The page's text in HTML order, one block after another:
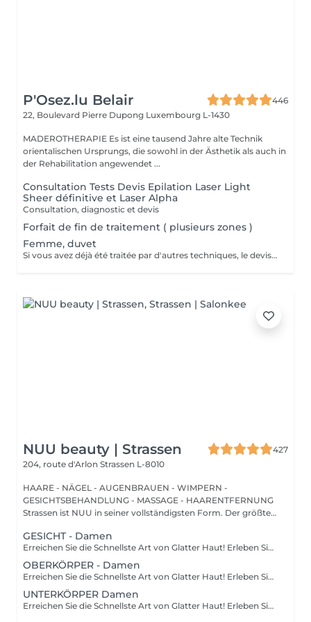
P'Osez.lu Belair
446
22, Boulevard Pierre Dupong Luxembourg L-1430
MADEROTHERAPIE Es ist eine tausend Jahre alte Technik
orientalischen Ursprungs, die sowohl in der Ästhetik als auch in
der Rehabilitation angewendet ...
Consultation Tests Devis Epilation Laser Light
Sheer définitive et Laser Alpha
Consultation, diagnostic et devis
Forfait de fin de traitement ( plusieurs zones )
Femme, duvet
Si vous avez déjà été traitée par d'autres techniques, le devis devra être adapté à votre situation. (75 par quart d'heure)
NUU beauty | Strassen
427
204, route d'Arlon Strassen L-8010
HAARE - NÄGEL - AUGENBRAUEN - WIMPERN -
GESICHTSBEHANDLUNG - MASSAGE - HAARENTFERNUNG
Strassen ist NUU in seiner vollständigsten Form. Der größte
GESICHT - Damen
Erreichen Sie die Schnellste Art von Glatter Haut! Erleben Sie die Vorteile der dauerhaften Haarentfernung mit unserer fortschrittlichen Lichttechnologie, die effektiv die Haarfollikel anvisiert. Unsere Laserfunktionen: Neueste Technologie: neues Modell 2022 Vielseitige Behandlung: 3-in-1-System: Diodenlaser, Alexandrit und NdYag Zertifizierte Sicherheit: vollständig in der EU zertifiziert Sichtbare Ergebnisse: deutliche Effekte nach Ihrer ersten Sitzung Vollständige Transformation: endergebnisse nach 6-8 Behandlungen Für Alle Geeignet: eignet sich für alle Haut- und Haartypen, außer grauem Haar Komfort steht an erster Stelle: ausgestattet mit einem Kühlsystem für ein schmerzfreies Erlebnis Wie funktioniert die Haarentfernung mit Laser? Vorbereitung: ihre Haut wird gründlich gereinigt. Gel-Anwendung: ein spezielles Gel wird aufgetragen, um die Behandlung zu verbessern. Laserbehandlung: der Laser wird auf die behandelte Stelle angewendet. Beruhigender Abschluss: eine beruhigende Creme wird nach der Behandlung aufgetragen. Altersempfehlungen: am besten geeignet für Personen ab 16-18 Jahren. Nachbehandlungs-Tipps: um optimale Ergebnisse zu gewährleisten, vermeiden Sie bitte eine Sonnenexposition eine Woche vor und nach dem Eingriff. Behandlungsfrequenz: die Sitzungen werden alle 4-8 Wochen empfohlen, insgesamt 6-10 Behandlungen je nach Bereich.
OBERKÖRPER - Damen
Erreichen Sie die Schnellste Art von Glatter Haut! Erleben Sie die Vorteile der dauerhaften Haarentfernung mit unserer fortschrittlichen Lichttechnologie, die effektiv die Haarfollikel anvisiert. Unsere Laserfunktionen: Neueste Technologie: neues Modell 2022 Vielseitige Behandlung: 3-in-1-System: Diodenlaser, Alexandrit und NdYag Zertifizierte Sicherheit: vollständig in der EU zertifiziert Sichtbare Ergebnisse: deutliche Effekte nach Ihrer ersten Sitzung Vollständige Transformation: endergebnisse nach 6-8 Behandlungen Für Alle Geeignet: eignet sich für alle Haut- und Haartypen, außer grauem Haar Komfort steht an erster Stelle: ausgestattet mit einem Kühlsystem für ein schmerzfreies Erlebnis Wie funktioniert die Haarentfernung mit Laser? Vorbereitung: ihre Haut wird gründlich gereinigt. Gel-Anwendung: ein spezielles Gel wird aufgetragen, um die Behandlung zu verbessern. Laserbehandlung: der Laser wird auf die behandelte Stelle angewendet. Beruhigender Abschluss: eine beruhigende Creme wird nach der Behandlung aufgetragen. Altersempfehlungen: am besten geeignet für Personen ab 16-18 Jahren. Nachbehandlungs-Tipps: um optimale Ergebnisse zu gewährleisten, vermeiden Sie bitte eine Sonnenexposition eine Woche vor und nach dem Eingriff. Behandlungsfrequenz: die Sitzungen werden alle 4-8 Wochen empfohlen, insgesamt 6-10 Behandlungen je nach Bereich.
UNTERKÖRPER Damen
Erreichen Sie die Schnellste Art von Glatter Haut! Erleben Sie die Vorteile der dauerhaften Haarentfernung mit unserer fortschrittlichen Lichttechnologie, die effektiv die Haarfollikel anvisiert. Unsere Laserfunktionen: Neueste Technologie: neues Modell 2022 Vielseitige Behandlung: 3-in-1-System: Diodenlaser, Alexandrit und NdYag Zertifizierte Sicherheit: vollständig in der EU zertifiziert Sichtbare Ergebnisse: deutliche Effekte nach Ihrer ersten Sitzung Vollständige Transformation: endergebnisse nach 6-8 Behandlungen Für Alle Geeignet: eignet sich für alle Haut- und Haartypen, außer grauem Haar Komfort steht an erster Stelle: ausgestattet mit einem Kühlsystem für ein schmerzfreies Erlebnis Wie funktioniert die Haarentfernung mit Laser? Vorbereitung: ihre Haut wird gründlich gereinigt. Gel-Anwendung: ein spezielles Gel wird aufgetragen, um die Behandlung zu verbessern. Laserbehandlung: der Laser wird auf die behandelte Stelle angewendet. Beruhigender Abschluss: eine beruhigende Creme wird nach der Behandlung aufgetragen. Altersempfehlungen: am besten geeignet für Personen ab 16-18 Jahren. Nachbehandlungs-Tipps: um optimale Ergebnisse zu gewährleisten, vermeiden Sie bitte eine Sonnenexposition eine Woche vor und nach dem Eingriff. Behandlungsfrequenz: die Sitzungen werden alle 4-8 Wochen empfohlen, insgesamt 6-10 Behandlungen je nach Bereich.